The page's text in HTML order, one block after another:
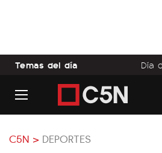
Temas del día Día
C5N > DEPORTES